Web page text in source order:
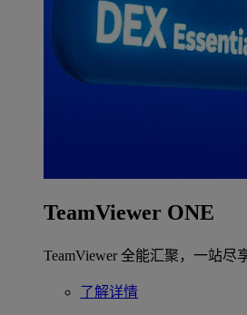
TeamViewer ONE
TeamViewer 全能汇聚，一站尽
了解详情